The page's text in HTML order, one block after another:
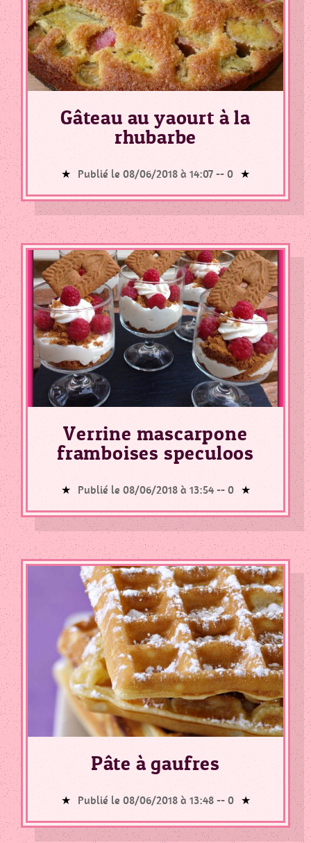
Gâteau au yaourt à la
rhubarbe
Publié le 08/06/2018 à 14:07 -- 0
Verrine mascarpone
framboises speculoos
Publié le 08/06/2018 à 13:54 -- 0
Pâte à gaufres
Publié le 08/06/2018 à 13:48 -- 0